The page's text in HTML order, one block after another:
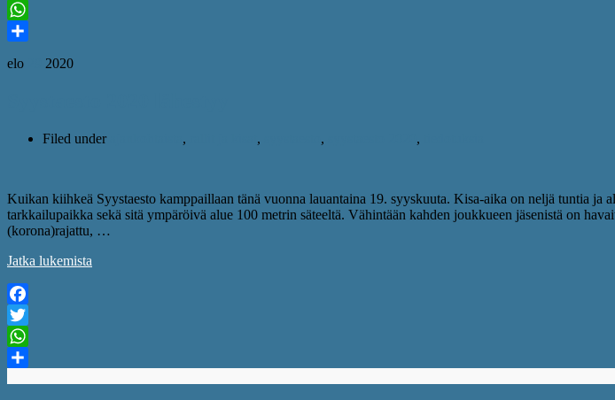
Twitter
WhatsApp
elo 2020
Filed under , , , ,
Kuikan kiihkeä Syystaesto kamppaillaan tänä vuonna lauantaina 19. syyskuuta. Kisa-aika on neljä tuntia
tarkkailupaikka sekä sitä ympäröivä alue 100 metrin säteeltä. Vähintään kahden joukkueen jäsenistä on
(korona)rajattu, …
Jatka lukemista
Facebook
Twitter
WhatsApp